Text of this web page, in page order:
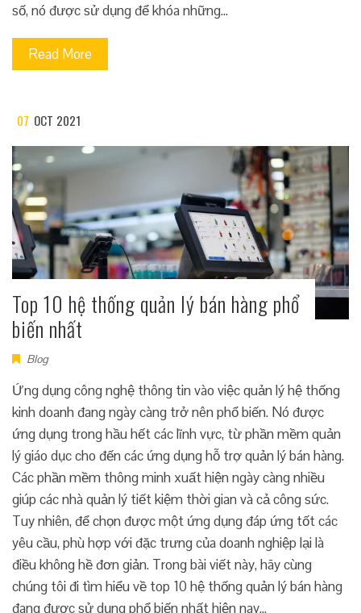
số, nó được sử dụng để khóa những…
Read More
07 OCT 2021
Top 10 hệ thống quản lý bán hàng phổ
biến nhất
Blog
Ứng dụng công nghệ thông tin vào việc quản lý hệ thống
kinh doanh đang ngày càng trở nên phổ biến. Nó được
ứng dụng trong hầu hết các lĩnh vực, từ phần mềm quản
lý giáo dục cho đến các ứng dụng hỗ trợ quản lý bán hàng.
Các phần mềm thông minh xuất hiện ngày càng nhiều
giúp các nhà quản lý tiết kiệm thời gian và cả công sức.
Tuy nhiên, để chọn được một ứng dụng đáp ứng tốt các
yêu cầu, phù hợp với đặc trưng của doanh nghiệp lại là
điều không hề đơn giản. Trong bài viết này, hãy cùng
chúng tôi đi tìm hiểu về top 10 hệ thống quản lý bán hàng
đang được sử dụng phổ biến nhất hiện nay…